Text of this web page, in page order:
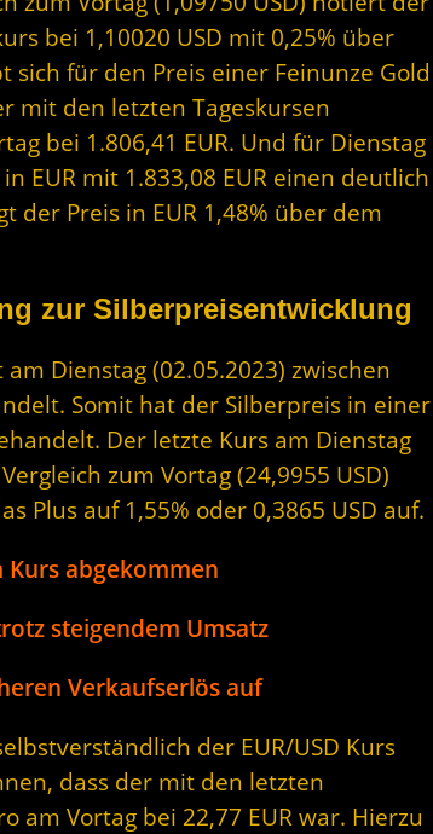
bei 1,10020 USD mit 0,25% über
sich für den Preis einer Feinunze Gold
mit den letzten Tageskursen
bei 1.806,41 EUR. Und für Dienstag
EUR mit 1.833,08 EUR einen deutlich
der Preis in EUR 1,48% über dem
zur Silberpreisentwicklung
Dienstag (02.05.2023) zwischen
Somit hat der Silberpreis in einer
Der letzte Kurs am Dienstag
zum Vortag (24,9955 USD)
Plus auf 1,55% oder 0,3865 USD auf.
abgekommen
steigendem Umsatz
Verkaufserlös auf
der EUR/USD Kurs
dass der mit den letzten
am Vortag bei 22,77 EUR war. Hierzu